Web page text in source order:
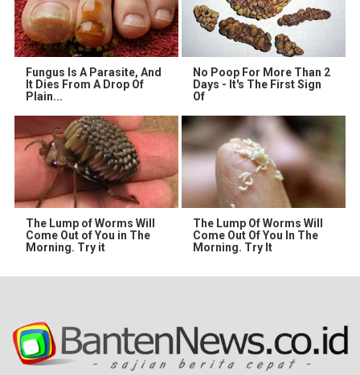
Fungus Is A Parasite, And
It Dies From A Drop Of
Plain...
No Poop For More Than 2
Days - It's The First Sign
Of
The Lump of Worms Will
Come Out of You in The
Morning. Try it
The Lump Of Worms Will
Come Out Of You In The
Morning. Try It